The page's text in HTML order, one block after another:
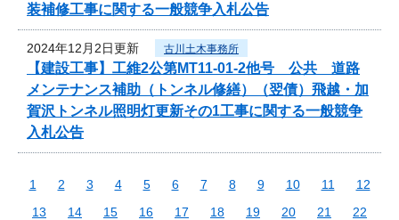
装補修工事に関する一般競争入札公告
2024年12月2日更新 古川土木事務所
【建設工事】工維2公第MT11-01-2他号 公共 道路
メンテナンス補助（トンネル修繕）（翌債）飛越・加
賀沢トンネル照明灯更新その1工事に関する一般競争
入札公告
1 2 3 4 5 6 7 8 9 10 11
12
13
14 15 16 17 18 19 20 21
22